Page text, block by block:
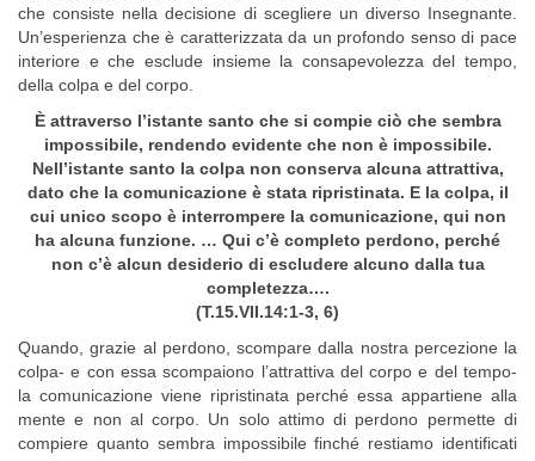
che consiste nella decisione di scegliere un diverso Insegnante.
Un’esperienza che è caratterizzata da un profondo senso di pace
interiore e che esclude insieme la consapevolezza del tempo,
della colpa e del corpo.
È attraverso l’istante santo che si compie ciò che sembra
impossibile, rendendo evidente che non è impossibile.
Nell’istante santo la colpa non conserva alcuna attrattiva,
dato che la comunicazione è stata ripristinata. E la colpa, il
cui unico scopo è interrompere la comunicazione, qui non
ha alcuna funzione. … Qui c’è completo perdono, perché
non c’è alcun desiderio di escludere alcuno dalla tua
completezza….
(T.15.VII.14:1-3, 6)
Quando, grazie al perdono, scompare dalla nostra percezione la
colpa- e con essa scompaiono l’attrattiva del corpo e del tempo-
la comunicazione viene ripristinata perché essa appartiene alla
mente e non al corpo. Un solo attimo di perdono permette di
compiere quanto sembra impossibile finché restiamo identificati